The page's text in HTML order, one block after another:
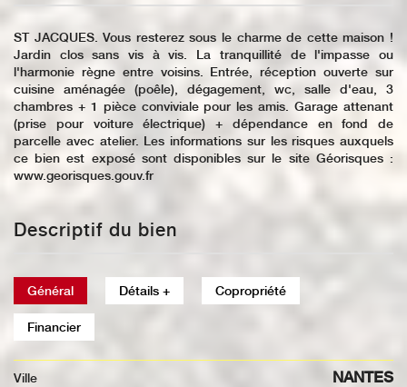
ST JACQUES. Vous resterez sous le charme de cette maison !
Jardin clos sans vis à vis. La tranquillité de l'impasse ou
l'harmonie règne entre voisins. Entrée, réception ouverte sur
cuisine aménagée (poêle), dégagement, wc, salle d'eau, 3
chambres + 1 pièce conviviale pour les amis. Garage attenant
(prise pour voiture électrique) + dépendance en fond de
parcelle avec atelier. Les informations sur les risques auxquels
ce bien est exposé sont disponibles sur le site Géorisques :
www.georisques.gouv.fr
Descriptif du bien
Général Détails + Copropriété
Financier
Ville NANTES